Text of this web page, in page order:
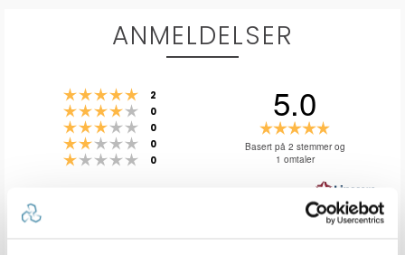
ANMELDELSER
Karakter: 5 av 5 mulige
2
Karakter: 4 av 5 mulige
0
Karakter: 3 av 5 mulige
0
Karakter: 2 av 5 mulige
0
Karakter: 1 av 5 mulige
0
5.0
5.0
5
mulige
Basert på 2 stemmer og
1 omtaler
Forfatter:
Jan Olav Rasch